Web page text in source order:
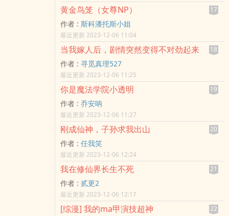
黄金鸟笼（女尊NP） 17
作者 : 斯科潘托斯小姐
最近更新 2023-12-06 11:04
当我嫁人后，剧情突然变得不对劲起来 18
作者 : 寻觅真理527
最近更新 2023-12-06 11:25
你是魔法学院小透明 19
作者 : 乔安呐
最近更新 2023-12-06 11:27
刚成仙神，子孙求我出山 20
作者 : 任我笑
最近更新 2023-12-06 12:24
我在修仙界长生不死 21
作者 : 贰更2
最近更新 2023-12-06 12:17
[综漫] 我的ma甲演技超神 22